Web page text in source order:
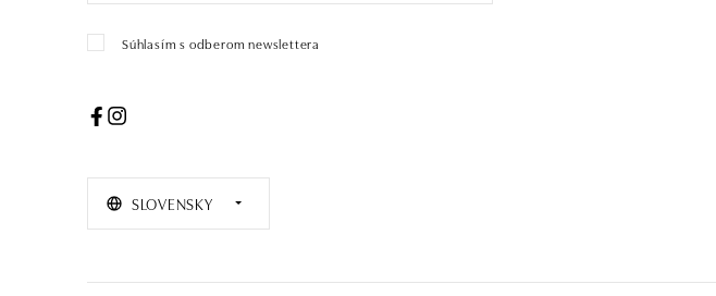
Súhlasím s odberom newslettera
SLOVENSKY